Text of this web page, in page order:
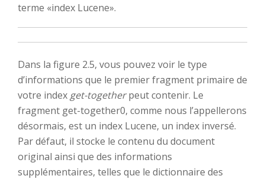
terme «index Lucene».
Dans la figure 2.5, vous pouvez voir le type
d’informations que le premier fragment primaire de
votre index get-togetherpeut contenir. Le
fragment get-together0, comme nous l’appellerons
désormais, est un index Lucene, un index inversé.
Par défaut, il stocke le contenu du document
original ainsi que des informations
supplémentaires, telles que le dictionnaire des